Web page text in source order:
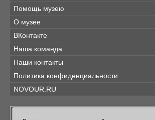
Помощь музею
О музее
ВКонтакте
Наша команда
Наши контакты
Политика конфиденциальности
NOVOUR.RU